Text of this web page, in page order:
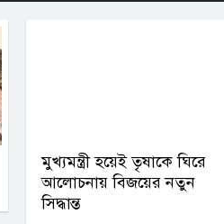
মুখ্যমন্ত্রী হয়েই তৃষাকে ঘিরে
আলোচনায় বিজয়ের নতুন
সিদ্ধান্ত